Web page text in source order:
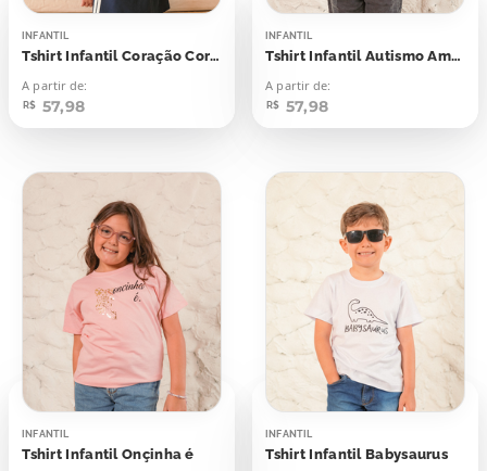
INFANTIL
Tshirt Infantil Coração Coroa Princesinha
A partir de:
R$ 57,98
INFANTIL
Tshirt Infantil Autismo Amor Incondicional
A partir de:
R$ 57,98
INFANTIL
Tshirt Infantil Onçinha é
INFANTIL
Tshirt Infantil Babysaurus